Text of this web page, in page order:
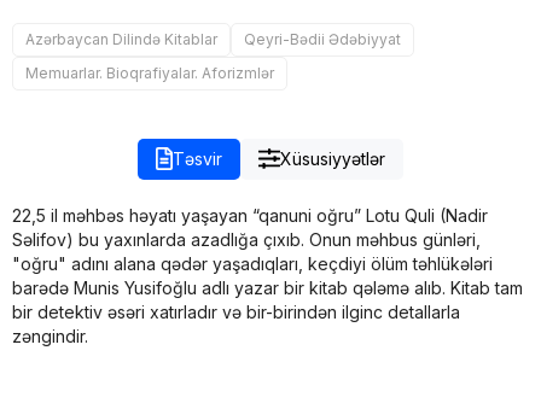
Azərbaycan Dilində Kitablar
Qeyri-Bədii Ədəbiyyat
Memuarlar. Bioqrafiyalar. Aforizmlər
Təsvir Xüsusiyyətlər
22,5 il məhbəs həyatı yaşayan “qanuni oğru” Lotu Quli (Nadir
Səlifov) bu yaxınlarda azadlığa çıxıb. Onun məhbus günləri,
"oğru" adını alana qədər yaşadıqları, keçdiyi ölüm təhlükələri
barədə Munis Yusifoğlu adlı yazar bir kitab qələmə alıb. Kitab tam
bir detektiv əsəri xatırladır və bir-birindən ilginc detallarla
zəngindir.